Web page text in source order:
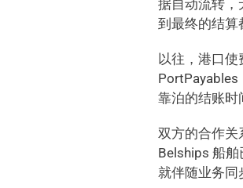
据自动流转，
到最终的结算
以往，港口使
PortPayables
靠泊的结账时
双方的合作关
Belships 船
就伴随业务同